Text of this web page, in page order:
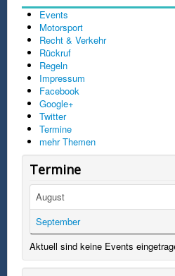
Events
Motorsport
Recht & Verkehr
Rückruf
Regeln
Impressum
Facebook
Google+
Twitter
Termine
mehr Themen
Termine
August
September
Aktuell sind keine Events